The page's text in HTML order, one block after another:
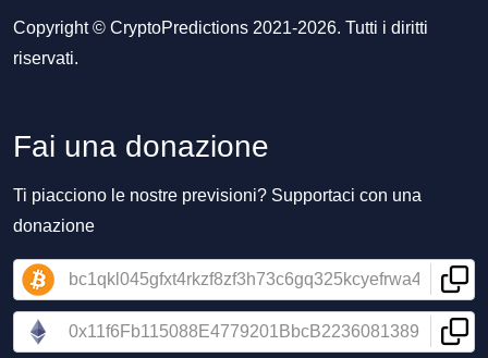
Copyright © CryptoPredictions 2021-2026. Tutti i diritti
riservati.
Fai una donazione
Ti piacciono le nostre previsioni? Supportaci con una
donazione